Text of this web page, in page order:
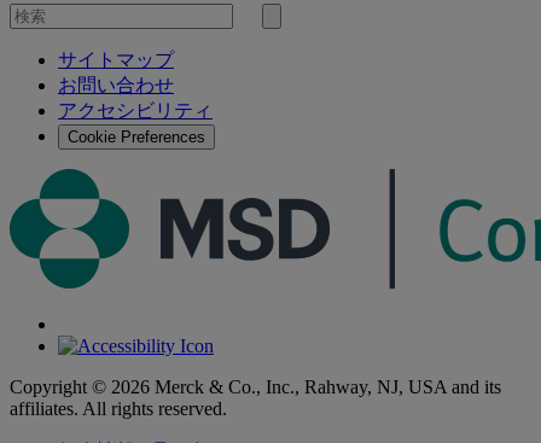
を
検
サイトマップ
お問い合わせ
アクセシビリティ
Cookie Preferences
Copyright © 2026 Merck & Co., Inc., Rahway, NJ, USA and its
affiliates. All rights reserved.